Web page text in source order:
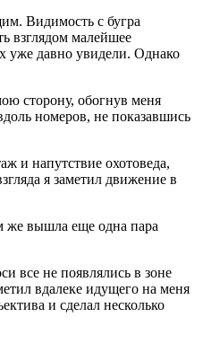
Видимость с бугра
взглядом малейшее
уже давно увидели. Однако
сторону, обогнув меня
номеров, не показавшись
и напутствие охотоведа,
я заметил движение в
же вышла еще одна пара
все не появлялись в зоне
вдалеке идущего на меня
и сделал несколько